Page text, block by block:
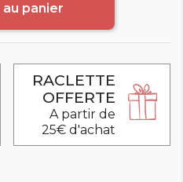
panier
RACLETTE
OFFERTE
A partir de
25€ d'achat